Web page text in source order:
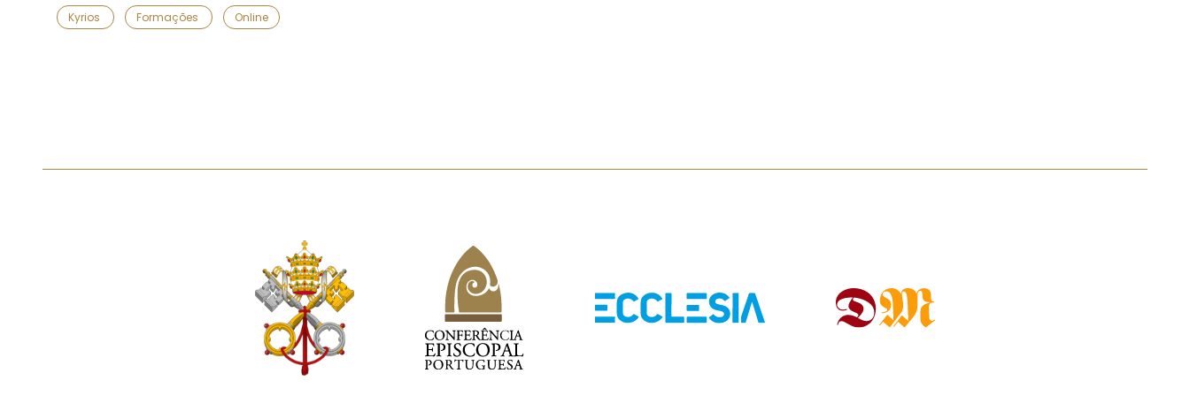
Kyrios Formações Online